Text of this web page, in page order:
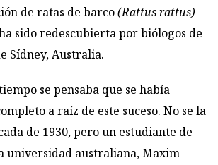
de ratas de barco(Rattus rattus)
sido redescubierta por biólogos de
Sídney,Australia.
se pensaba que se había
a raíz de este suceso. No se la
de 1930, pero un estudiante de
universidad australiana, Maxim